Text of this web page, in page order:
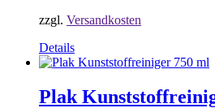
zzgl. Versandkosten
Details
Plak